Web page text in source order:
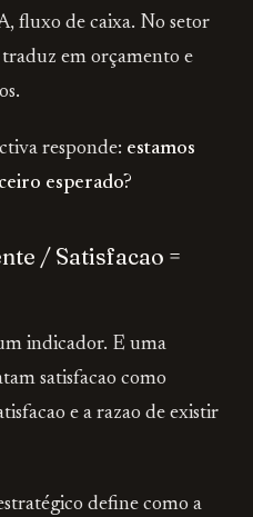
fluxo de caixa. No setor
traduz em orçamento e
responde: estamos
esperado?
/ Satisfacao =
indicador. E uma
satisfacao como
e a razao de existir
define como a